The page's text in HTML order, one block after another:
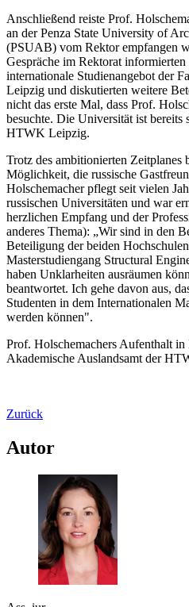
Anschließend reiste Prof.
an der Penza State University of
(PSUAB) vom Rektor empfangen
Gespräche im Rektorat
internationale Studienangebot der
Leipzig und diskutierten weitere
nicht das erste Mal, dass Prof.
besuchte. Die Universität ist bereits
HTWK Leipzig.
Trotz des ambitionierten Zeitplanes
Möglichkeit, die russische
Holschemacher pflegt seit vielen
russischen Universitäten und war
herzlichen Empfang und der
anderes Thema): „Wir sind in den
Beteiligung der beiden
Masterstudiengang Structural
haben Unklarheiten ausräumen
beantwortet. Ich gehe davon aus,
Studenten in dem Internationalen
werden können".
Prof. Holschemachers Aufenthalt
Akademische Auslandsamt der
Zurück
Autor